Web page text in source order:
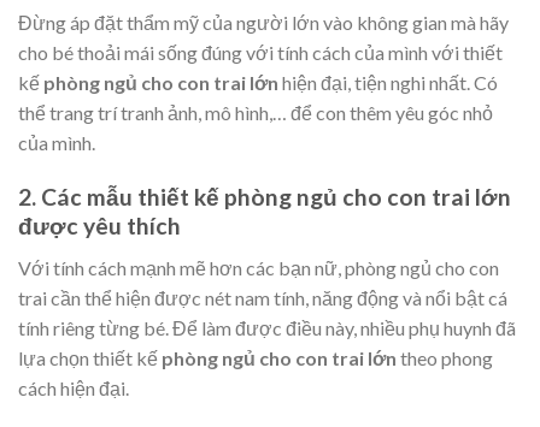
Đừng áp đặt thẩm mỹ của người lớn vào không gian mà hãy
cho bé thoải mái sống đúng với tính cách của mình với thiết
kế phòng ngủ cho con trai lớn hiện đại, tiện nghi nhất. Có
thể trang trí tranh ảnh, mô hình,… để con thêm yêu góc nhỏ
của mình.
2. Các mẫu thiết kế phòng ngủ cho con trai lớn
được yêu thích
Với tính cách mạnh mẽ hơn các bạn nữ, phòng ngủ cho con
trai cần thể hiện được nét nam tính, năng động và nổi bật cá
tính riêng từng bé. Để làm được điều này, nhiều phụ huynh đã
lựa chọn thiết kế phòng ngủ cho con trai lớn theo phong
cách hiện đại.